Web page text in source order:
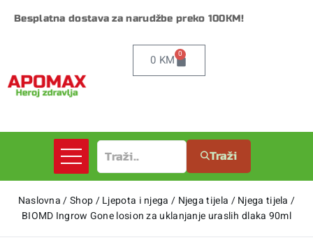
Besplatna dostava za narudžbe preko 100KM!
0 KM 0
Traži
Naslovna /Shop/Ljepota i njega / Njega tijela /Njega tijela /
BIOMD Ingrow Gone losion za uklanjanje uraslih dlaka 90ml